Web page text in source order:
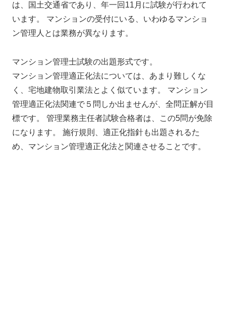
は、国土交通省であり、年一回11月に試験が行われて
います。 マンションの受付にいる、いわゆるマンショ
ン管理人とは業務が異なります。
マンション管理士試験の出題形式です。
マンション管理適正化法については、あまり難しくな
く、宅地建物取引業法とよく似ています。 マンション
管理適正化法関連で５問しか出ませんが、全問正解が目
標です。 管理業務主任者試験合格者は、この5問が免除
になります。 施行規則、適正化指針も出題されるた
め、マンション管理適正化法と関連させることです。